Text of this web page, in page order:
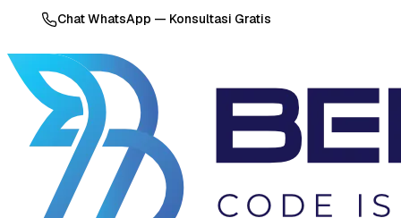
Chat WhatsApp — Konsultasi Gratis